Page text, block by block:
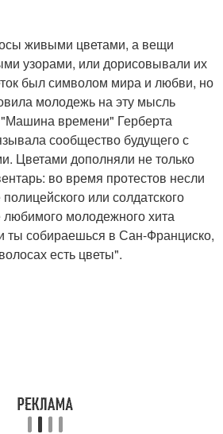
живыми цветами, а вещи
узорами, или дорисовывали их
был символом мира и любви, но
молодежь на эту мысль
времени" Герберта
сообщество будущего с
Цветами дополняли не только
во время протестов несли
или солдатского
любимого молодежного хита
ты собираешься в Сан-Франциско,
есть цветы".